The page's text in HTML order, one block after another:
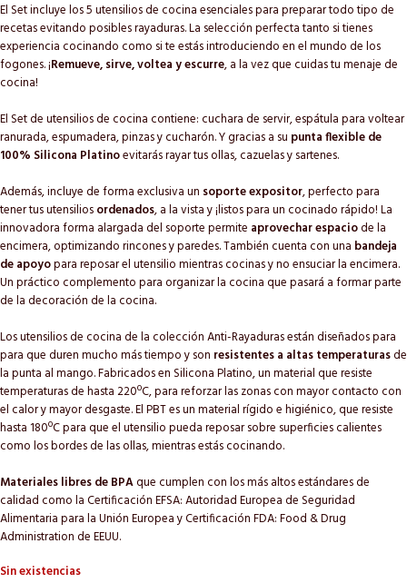
El Set incluye los 5 utensilios de cocina esenciales para preparar todo tipo de
recetas evitando posibles rayaduras. La selección perfecta tanto si tienes
experiencia cocinando como si te estás introduciendo en el mundo de los
fogones. ¡Remueve, sirve, voltea y escurre, a la vez que cuidas tu menaje de
cocina!
El Set de utensilios de cocina contiene: cuchara de servir, espátula para voltear
ranurada, espumadera, pinzas y cucharón. Y gracias a su punta flexible de
100% Silicona Platinoevitarás rayar tus ollas, cazuelas y sartenes.
Además, incluye de forma exclusiva un soporte expositor, perfecto para
tener tus utensiliosordenados, a la vista y ¡listos para un cocinado rápido! La
innovadora forma alargada del soporte permite aprovechar espaciode la
encimera, optimizando rincones y paredes. También cuenta con una bandeja
de apoyopara reposar el utensilio mientras cocinas y no ensuciar la encimera.
Un práctico complemento para organizar la cocina que pasará a formar parte
de la decoración de la cocina.
Los utensilios de cocina de la colección Anti-Rayaduras están diseñados para
para que duren mucho más tiempo y son resistentes a altas temperaturasde
la punta al mango. Fabricados en Silicona Platino, un material que resiste
temperaturas de hasta 220ºC, para reforzar las zonas con mayor contacto con
el calor y mayor desgaste. El PBT es un material rígido e higiénico, que resiste
hasta 180ºC para que el utensilio pueda reposar sobre superficies calientes
como los bordes de las ollas, mientras estás cocinando.
Materiales libres de BPAque cumplen con los más altos estándares de
calidad como la Certificación EFSA: Autoridad Europea de Seguridad
Alimentaria para la Unión Europea y Certificación FDA: Food & Drug
Administration de EEUU.
Sin existencias